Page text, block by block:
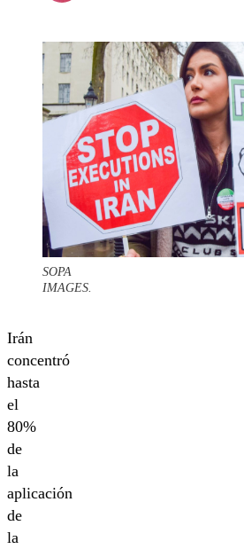
SOPA
IMAGES.
Irán
concentró
hasta
el
80%
de
la
aplicación
de
la